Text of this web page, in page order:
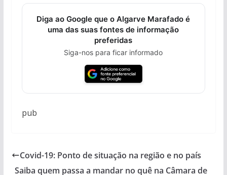
Diga ao Google que o Algarve Marafado é
uma das suas fontes de informação
preferidas
Siga-nos para ficar informado
pub
Covid-19: Ponto de situação na região e no país
Saiba quem passa a mandar no quê na Câmara de